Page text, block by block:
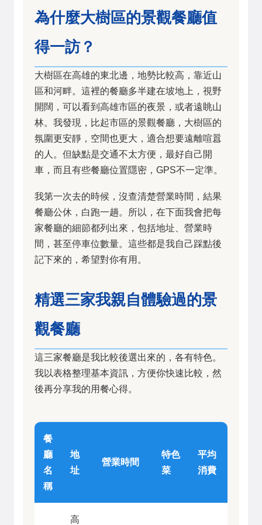
為什麼大樹區的景觀餐廳值
得一訪？
大樹區在高雄的東北邊，地勢比較高，靠近山
區和河畔。這裡的餐廳多半建在坡地上，視野
開闊，可以看到高雄市區的夜景，或者遠眺山
林。我發現，比起市區的景觀餐廳，大樹區的
氛圍更安靜，空間也更大，適合想要遠離喧囂
的人。但缺點是交通不太方便，最好自己開
車，而且有些餐廳位置隱密，GPS不一定準。
我第一次去的時候，沒查清楚營業時間，結果
餐廳公休，白跑一趟。所以，在下面我會把每
家餐廳的細節都列出來，包括地址、營業時
間，甚至停車位數量。這些都是我自己踩點後
記下來的，希望對你有用。
精選三家我親自體驗過的景
觀餐廳
這三家餐廳是我比較後選出來的，各有特色。
我以表格整理基本資訊，方便你快速比較，然
後再分享我的用餐心得。
餐
廳
名
稱
地
址
營業時間
特色
菜
平均
消費
高